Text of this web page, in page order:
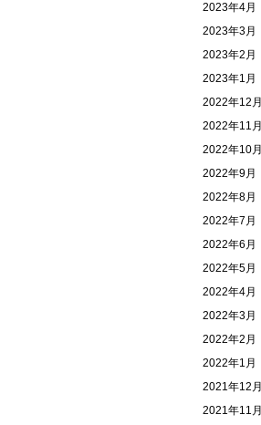
2023年4月
2023年3月
2023年2月
2023年1月
2022年12月
2022年11月
2022年10月
2022年9月
2022年8月
2022年7月
2022年6月
2022年5月
2022年4月
2022年3月
2022年2月
2022年1月
2021年12月
2021年11月